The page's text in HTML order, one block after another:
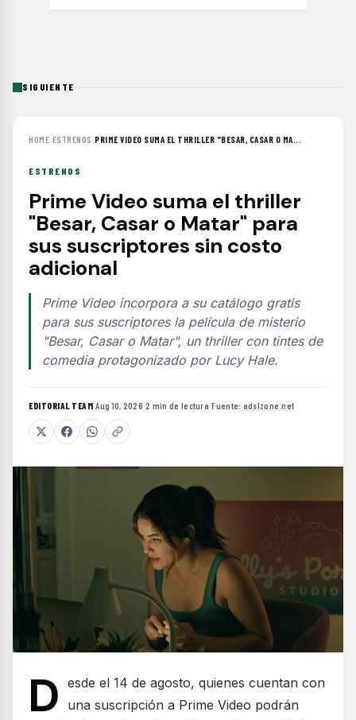
SIGUIENTE
HOME›ESTRENOS ›PRIME VIDEO SUMA EL THRILLER "BESAR, CASAR O MA...
ESTRENOS
Prime Video suma el thriller
"Besar, Casar o Matar" para
sus suscriptores sin costo
adicional
Prime Video incorpora a su catálogo gratis
para sus suscriptores la película de misterio
"Besar, Casar o Matar", un thriller con tintes de
comedia protagonizado por Lucy Hale.
EDITORIAL TEAM·Aug 10, 2026·2 min de lectura·Fuente: adslzone.net
D esde el 14 de agosto, quienes cuentan con
una suscripción a Prime Video podrán